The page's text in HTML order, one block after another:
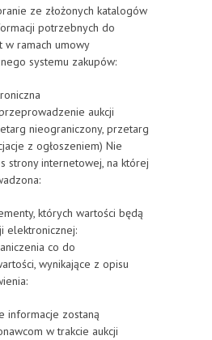
ze złożonych katalogów
potrzebnych do
ramach umowy
systemu zakupów:
aukcji
nieograniczony, przetarg
z ogłoszeniem) Nie
strony internetowej, na której
których wartości będą
elektronicznej:
co do
wynikające z opisu
informacje zostaną
w trakcie aukcji